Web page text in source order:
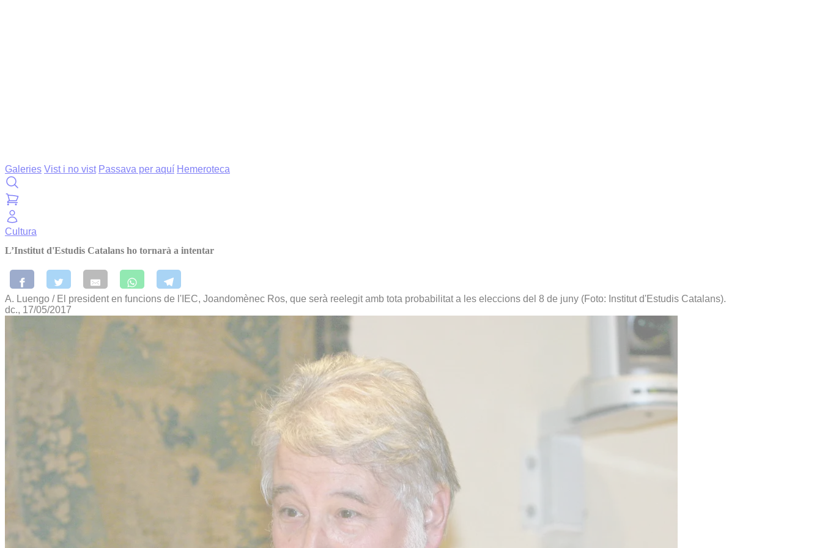
Galeries Vist i no vist Passava per aquí Hemeroteca
Cultura
L’Institut d'Estudis Catalans ho tornarà a intentar
A. Luengo / El president en funcions de l'IEC, Joandomènec Ros, que serà reelegit amb tota probabilitat a les eleccions del 8 de juny (Foto: Institut d'Estudis Catalans).
dc., 17/05/2017